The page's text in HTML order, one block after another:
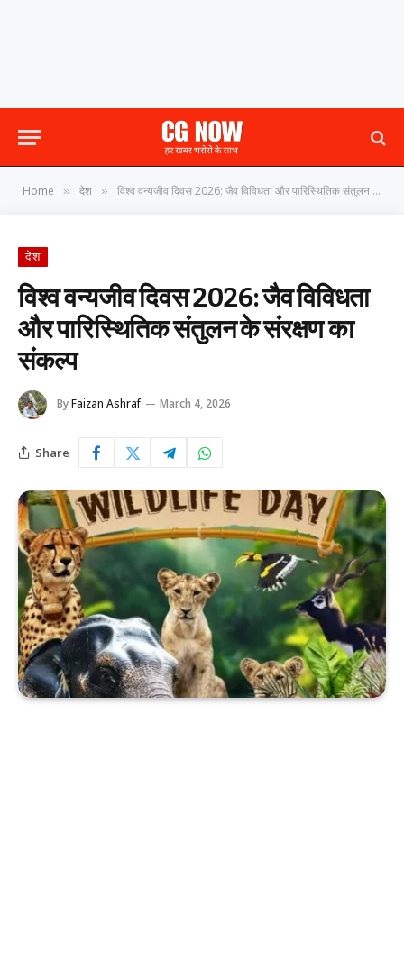
Home » देश » विश्व वन्यजीव दिवस 2026: जैव विविधता और पारिस्थितिक संतुलन के संरक्षण का संकल्प
देश
विश्व वन्यजीव दिवस 2026: जैव विविधता
और पारिस्थितिक संतुलन के संरक्षण का
संकल्प
ByFaizan Ashraf March 4, 2026
Share